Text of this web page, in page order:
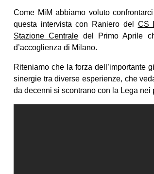
Come MiM abbiamo voluto
questa intervista con Raniero del CS
Stazione Centrale del Primo Aprile
d’accoglienza di Milano.
Riteniamo che la forza dell’importante
sinergie tra diverse esperienze, che
da decenni si scontrano con la Lega